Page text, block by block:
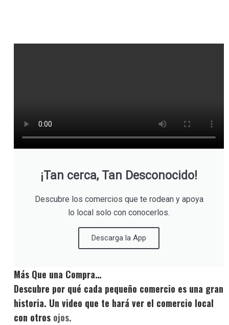
¡Tan cerca, Tan Desconocido!
Descubre los comercios que te rodean y apoya
lo local solo con conocerlos.
Descarga la App
Más Que una Compra…
Descubre por qué cada pequeño comercio es una gran
historia. Un video que te hará ver el comercio local
con otros ojos.